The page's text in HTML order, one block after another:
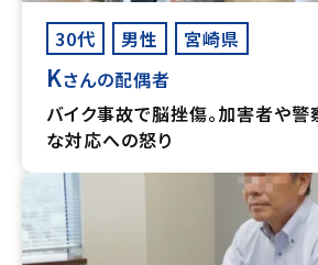
30代 男性 宮崎県
Kさんの配偶者
バイク事故で脳挫傷。加害者や
な対応への怒り